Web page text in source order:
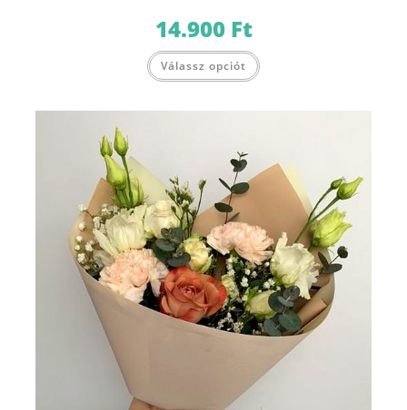
14.900 Ft
Válassz opciót